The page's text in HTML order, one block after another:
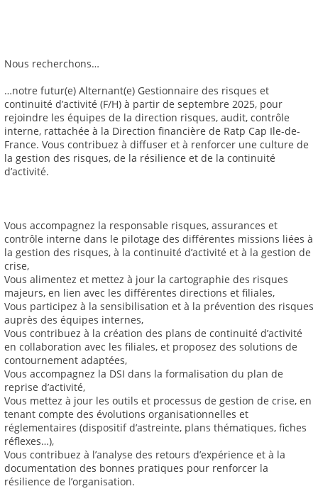
Nous recherchons…
…notre futur(e) Alternant(e) Gestionnaire des risques et
continuité d’activité (F/H) à partir de septembre 2025, pour
rejoindre les équipes de la direction risques, audit, contrôle
interne, rattachée à la Direction financière de Ratp Cap Ile-de-
France. Vous contribuez à diffuser et à renforcer une culture de
la gestion des risques, de la résilience et de la continuité
d’activité.
Vous accompagnez la responsable risques, assurances et
contrôle interne dans le pilotage des différentes missions liées à
la gestion des risques, à la continuité d’activité et à la gestion de
crise,
Vous alimentez et mettez à jour la cartographie des risques
majeurs, en lien avec les différentes directions et filiales,
Vous participez à la sensibilisation et à la prévention des risques
auprès des équipes internes,
Vous contribuez à la création des plans de continuité d’activité
en collaboration avec les filiales, et proposez des solutions de
contournement adaptées,
Vous accompagnez la DSI dans la formalisation du plan de
reprise d’activité,
Vous mettez à jour les outils et processus de gestion de crise, en
tenant compte des évolutions organisationnelles et
réglementaires (dispositif d’astreinte, plans thématiques, fiches
réflexes…),
Vous contribuez à l’analyse des retours d’expérience et à la
documentation des bonnes pratiques pour renforcer la
résilience de l’organisation.